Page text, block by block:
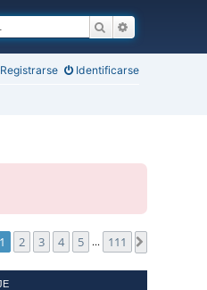
Buscar
Identificarse
Registrarse
1 de 111
1 2 3 4 5 … 111